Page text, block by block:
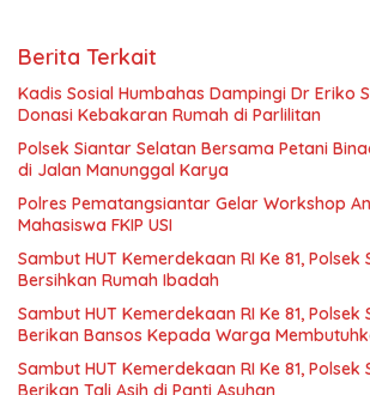
Berita Terkait
Kadis Sosial Humbahas Dampingi Dr Eriko
Donasi Kebakaran Rumah di Parlilitan
Polsek Siantar Selatan Bersama Petani
di Jalan Manunggal Karya
Polres Pematangsiantar Gelar Workshop
Mahasiswa FKIP USI
Sambut HUT Kemerdekaan RI Ke 81, Polsek
Bersihkan Rumah Ibadah
Sambut HUT Kemerdekaan RI Ke 81,
Berikan Bansos Kepada Warga
Sambut HUT Kemerdekaan RI Ke 81,
Berikan Tali Asih di Panti Asuhan